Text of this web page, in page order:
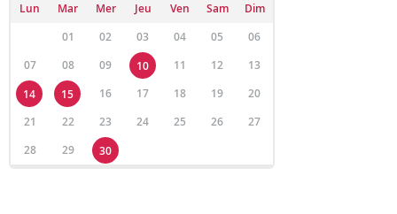
Lun Mar Mer Jeu Ven Sam
Dim
01
02 03 04 05
06
07
08 09 10 11 12
13
14
15 16 17 18 19
20
21
22 23 24 25 26
27
28
29 30